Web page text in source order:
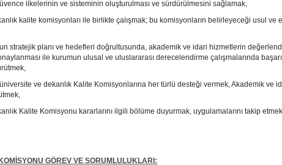
ilkelerinin ve sisteminin oluşturulması ve sürdürülmesini sağlamak,
kalite komisyonları ile birlikte çalışmak; bu komisyonların belirleyeceği usul ve
stratejik planı ve hedefleri doğrultusunda, akademik ve idari hizmetlerin
ile kurumun ulusal ve uluslararası derecelendirme çalışmalarında
ve dekanlık Kalite Komisyonlarına her türlü desteği vermek, Akademik ve
Kalite Komisyonu kararlarını ilgili bölüme duyurmak, uygulamalarını takip
GÖREV VE SORUMLULUKLARI: